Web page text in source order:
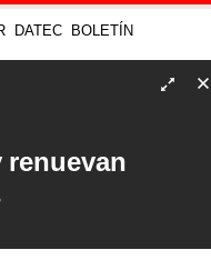
DATEC BOLETÍN